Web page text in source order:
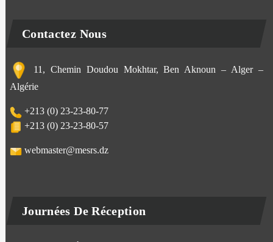
Contactez Nous
11, Chemin Doudou Mokhtar, Ben Aknoun – Alger –
Algérie
+213 (0) 23-23-80-77
+213 (0) 23-23-80-57
webmaster@mesrs.dz
Journées De Réception